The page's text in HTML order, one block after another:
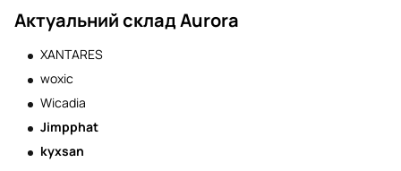
Актуальний склад Aurora
XANTARES
woxic
Wicadia
Jimpphat
kyxsan